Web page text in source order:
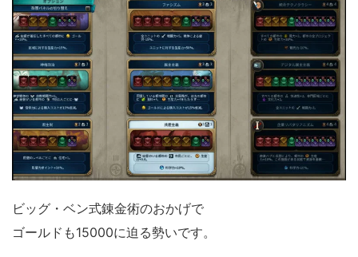
ビッグ・ベン式錬金術のおかげで
ゴールドも15000に迫る勢いです。